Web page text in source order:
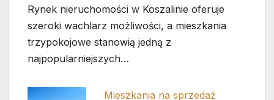
Rynek nieruchomości w Koszalinie oferuje
szeroki wachlarz możliwości, a mieszkania
trzypokojowe stanowią jedną z
najpopularniejszych…
Mieszkania na sprzedaż